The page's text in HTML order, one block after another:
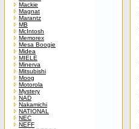
Mackie
Magnat
Marantz
MB
McIntosh
Memorex
Mesa Boogie
Midea
MIELE
Minerva
Mitsubishi
Moog
Motorola
Mystery
NAD
Nakamichi
NATIONAL
NEC
NEFF